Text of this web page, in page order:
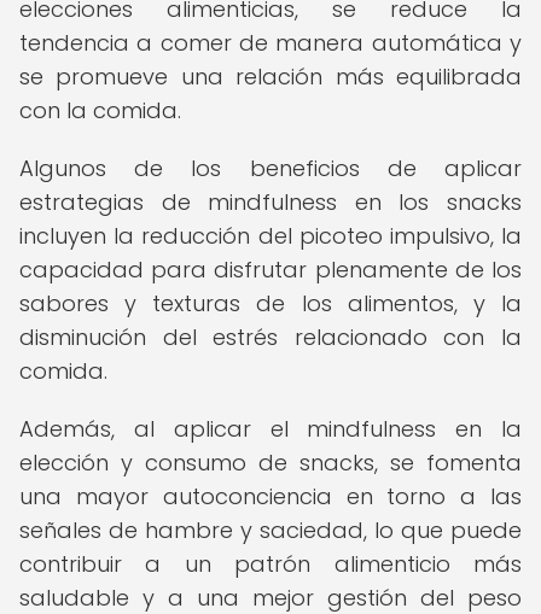
elecciones alimenticias, se reduce la
tendencia a comer de manera automática y
se promueve una relación más equilibrada
con la comida.
Algunos de los beneficios de aplicar
estrategias de mindfulness en los snacks
incluyen la reducción del picoteo impulsivo, la
capacidad para disfrutar plenamente de los
sabores y texturas de los alimentos, y la
disminución del estrés relacionado con la
comida.
Además, al aplicar el mindfulness en la
elección y consumo de snacks, se fomenta
una mayor autoconciencia en torno a las
señales de hambre y saciedad, lo que puede
contribuir a un patrón alimenticio más
saludable y a una mejor gestión del peso